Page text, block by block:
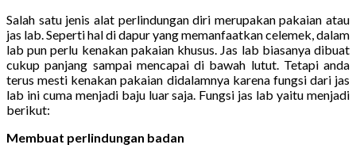
Salah satu jenis alat perlindungan diri merupakan pakaian atau
jas lab. Seperti hal di dapur yang memanfaatkan celemek, dalam
lab pun perlu kenakan pakaian khusus. Jas lab biasanya dibuat
cukup panjang sampai mencapai di bawah lutut. Tetapi anda
terus mesti kenakan pakaian didalamnya karena fungsi dari jas
lab ini cuma menjadi baju luar saja. Fungsi jas lab yaitu menjadi
berikut:
Membuat perlindungan badan